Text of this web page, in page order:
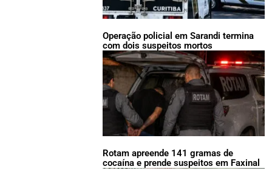
Operação policial em Sarandi termina
com dois suspeitos mortos
Rotam apreende 141 gramas de
cocaína e prende suspeitos em Faxinal